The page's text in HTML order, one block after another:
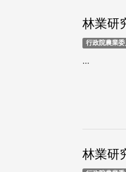
林業研
行政院農業
...
林業研